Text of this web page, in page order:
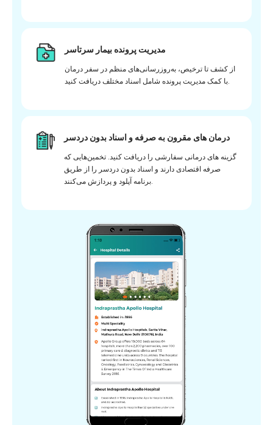
مدیریت پرونده بیمار سرتاسر
از کشف تا ترخیص، به‌روزرسانی‌های منظم در سفر درمان
با کمک مدیریت پرونده شامل اسناد مختلف دریافت کنید.
درمان های مقرون به صرفه و اسناد بدون دردسر
گزینه های درمانی سفارشی را دریافت کنید. تخمین‌هایی که
صرفه اقتصادی دارند و اسناد بدون دردسر را از طریق
برنامه آپلود و پردازش می‌کنند.